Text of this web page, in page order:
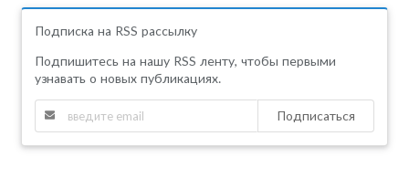
Подписка на RSS рассылку
Подпишитесь на нашу RSS ленту, чтобы первыми
узнавать о новых публикациях.
Подписаться